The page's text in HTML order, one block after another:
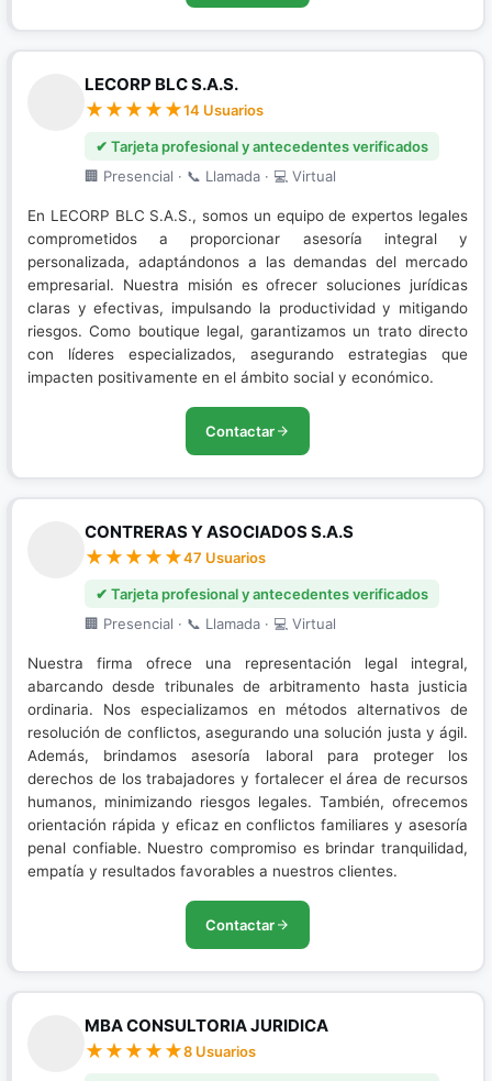
LECORP BLC S.A.S.
14 Usuarios
✔ Tarjeta profesional y antecedentes verificados
🏢 Presencial · 📞 Llamada · 💻 Virtual
En LECORP BLC S.A.S., somos un equipo de expertos legales
comprometidos a proporcionar asesoría integral y
personalizada, adaptándonos a las demandas del mercado
empresarial. Nuestra misión es ofrecer soluciones jurídicas
claras y efectivas, impulsando la productividad y mitigando
riesgos. Como boutique legal, garantizamos un trato directo
con líderes especializados, asegurando estrategias que
impacten positivamente en el ámbito social y económico.
Contactar
CONTRERAS Y ASOCIADOS S.A.S
47 Usuarios
✔ Tarjeta profesional y antecedentes verificados
🏢 Presencial · 📞 Llamada · 💻 Virtual
Nuestra firma ofrece una representación legal integral,
abarcando desde tribunales de arbitramento hasta justicia
ordinaria. Nos especializamos en métodos alternativos de
resolución de conflictos, asegurando una solución justa y ágil.
Además, brindamos asesoría laboral para proteger los
derechos de los trabajadores y fortalecer el área de recursos
humanos, minimizando riesgos legales. También, ofrecemos
orientación rápida y eficaz en conflictos familiares y asesoría
penal confiable. Nuestro compromiso es brindar tranquilidad,
empatía y resultados favorables a nuestros clientes.
Contactar
MBA CONSULTORIA JURIDICA
8 Usuarios